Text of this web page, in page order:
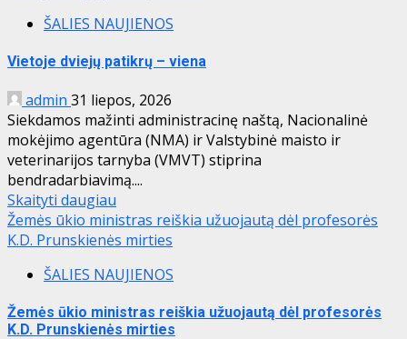
ŠALIES NAUJIENOS
Vietoje dviejų patikrų – viena
admin 31 liepos, 2026
Siekdamos mažinti administracinę naštą, Nacionalinė
mokėjimo agentūra (NMA) ir Valstybinė maisto ir
veterinarijos tarnyba (VMVT) stiprina
bendradarbiavimą....
Skaityti daugiau
Žemės ūkio ministras reiškia užuojautą dėl profesorės
K.D. Prunskienės mirties
ŠALIES NAUJIENOS
Žemės ūkio ministras reiškia užuojautą dėl profesorės
K.D. Prunskienės mirties